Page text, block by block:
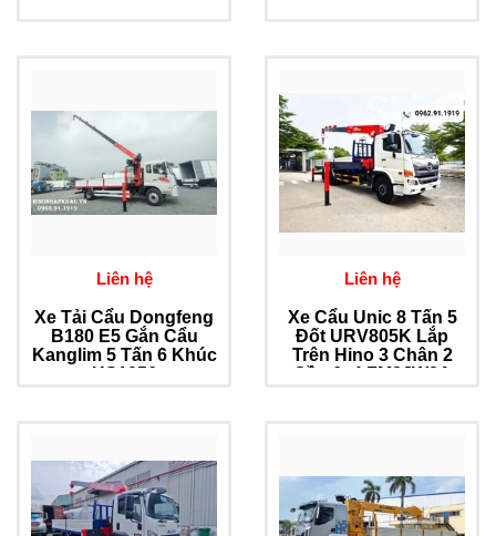
Liên hệ
Xe Tải Cẩu Dongfeng
B180 E5 Gắn Cẩu
Kanglim 5 Tấn 6 Khúc
KS1056
Liên hệ
Xe Cẩu Unic 8 Tấn 5
Đốt URV805K Lắp
Trên Hino 3 Chân 2
Cầu 6x4 FM8JW8A